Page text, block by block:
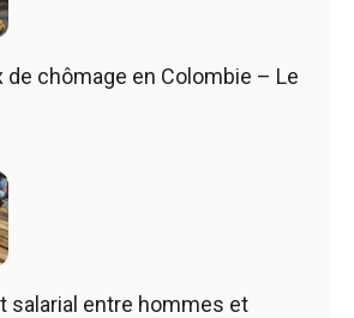
de chômage en Colombie – Le
salarial entre hommes et